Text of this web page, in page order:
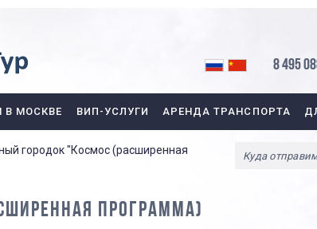
8 495
В МОСКВЕ ВИП-УСЛУГИ АРЕНДА ТРАНСПОРТА
городок "Космос (расширенная
ПРОГРАММА)